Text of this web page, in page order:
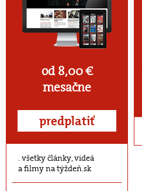
od 8,00 €
mesačne
predplatiť
všetky články, videá
a filmy na týždeň.sk